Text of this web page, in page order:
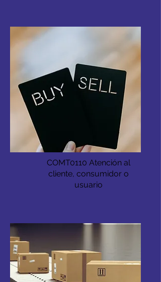
COMT0110 Atención al
cliente, consumidor o
usuario